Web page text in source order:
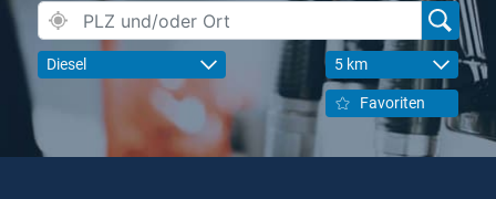
Diesel 5 km
Favoriten